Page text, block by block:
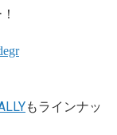
もラインナッ